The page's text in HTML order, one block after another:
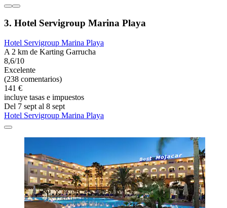
3. Hotel Servigroup Marina Playa
Hotel Servigroup Marina Playa
A 2 km de Karting Garrucha
8,6/10
Excelente
(238 comentarios)
141 €
incluye tasas e impuestos
Del 7 sept al 8 sept
Hotel Servigroup Marina Playa